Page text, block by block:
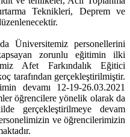
Teknikleri, Deprem ve
Üniversitemiz personellerini
zorunlu eğitimin ilki
Afet Farkındalık Eğitici
tarafından gerçekleştirilmiştir.
devamı 12-19-26.03.2021
öğrencilere yönelik olarak da
gerçekleştirilmeye devam
ve öğrencilerimizin